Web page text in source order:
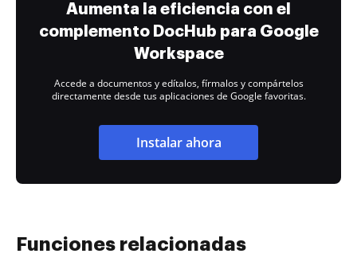
Aumenta la eficiencia con el
complemento DocHub para Google
Workspace
Accede a documentos y edítalos, fírmalos y compártelos
directamente desde tus aplicaciones de Google favoritas.
Instalar ahora
Funciones relacionadas